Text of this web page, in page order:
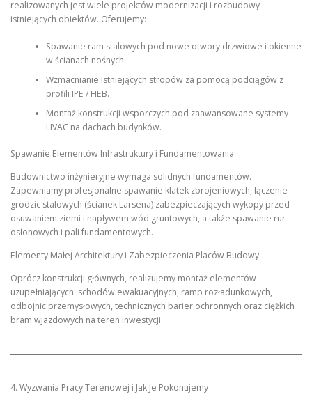
realizowanych jest wiele projektów modernizacji i rozbudowy
istniejących obiektów. Oferujemy:
Spawanie ram stalowych pod nowe otwory drzwiowe i okienne
w ścianach nośnych.
Wzmacnianie istniejących stropów za pomocą podciągów z
profili IPE / HEB.
Montaż konstrukcji wsporczych pod zaawansowane systemy
HVAC na dachach budynków.
Spawanie Elementów Infrastruktury i Fundamentowania
Budownictwo inżynieryjne wymaga solidnych fundamentów.
Zapewniamy profesjonalne spawanie klatek zbrojeniowych, łączenie
grodzic stalowych (ścianek Larsena) zabezpieczających wykopy przed
osuwaniem ziemi i napływem wód gruntowych, a także spawanie rur
osłonowych i pali fundamentowych.
Elementy Małej Architektury i Zabezpieczenia Placów Budowy
Oprócz konstrukcji głównych, realizujemy montaż elementów
uzupełniających: schodów ewakuacyjnych, ramp rozładunkowych,
odbojnic przemysłowych, technicznych barier ochronnych oraz ciężkich
bram wjazdowych na teren inwestycji.
4. Wyzwania Pracy Terenowej i Jak Je Pokonujemy